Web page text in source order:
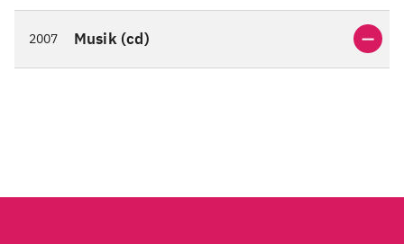
mere deres generations U2.
Singlen "What I've done" ligger
mere
helt i
2007 Musik (cd)